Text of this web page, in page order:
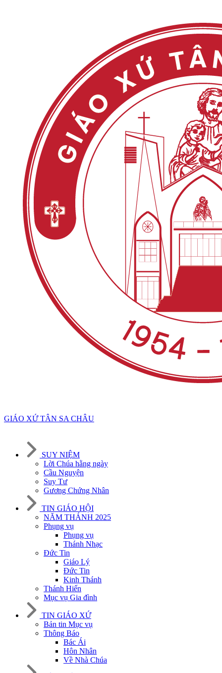
GIÁO XỨ TÂN SA CHÂU
SUY NIỆM
Lời Chúa hằng ngày
Cầu Nguyện
Suy Tư
Gương Chứng Nhân
TIN GIÁO HỘI
NĂM THÁNH 2025
Phụng vụ
Phụng vụ
Thánh Nhạc
Đức Tin
Giáo Lý
Đức Tin
Kinh Thánh
Thánh Hiến
Mục vụ Gia đình
TIN GIÁO XỨ
Bản tin Mục vụ
Thông Báo
Bác Ái
Hôn Nhân
Về Nhà Chúa